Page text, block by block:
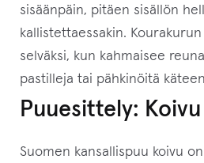
t
t
e
e
t
d
sisäänpäin, pitäen sisällön
kallistettaessakin.
selväksi, kun kahmaisee
pastilleja tai pähkinöitä
Puuesittely: Koivu
Suomen kansallispuu koivu